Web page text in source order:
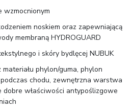
wzmocnionym
noskiem oraz zapewniającą
membraną HYDROGUARD
i skóry bydlęcej NUBUK
phylon/guma, phylon
chodu, zewnętrzna warstwa
dobre właściwości antypoślizgowe